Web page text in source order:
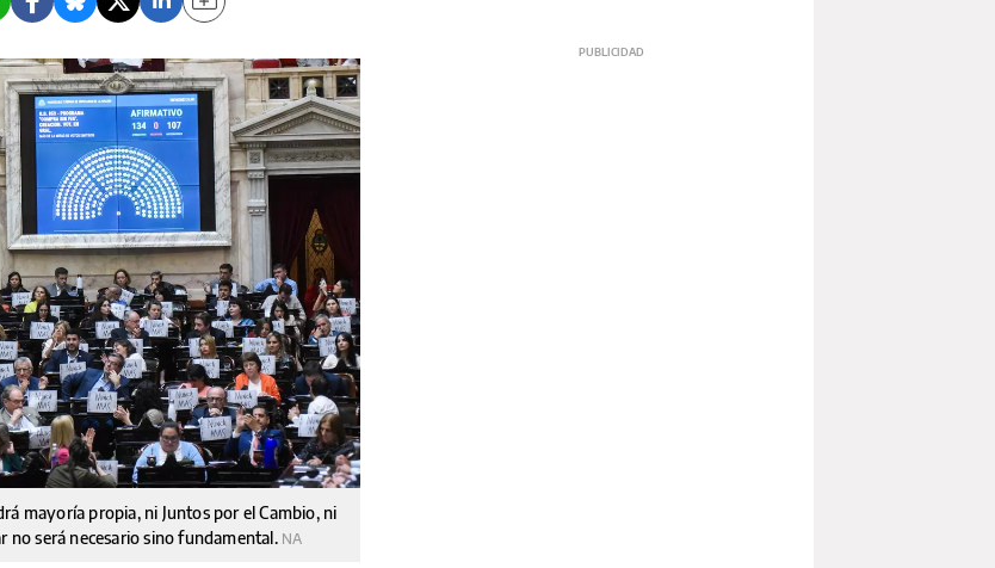
mayoría propia, ni Juntos por el Cambio, ni
no será necesario sino fundamental. NA